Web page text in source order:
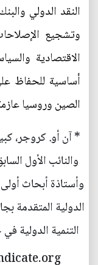
النقد الدولي
وتشجيع
الاقتصادية
أساسية للحفاظ
الصين وروسيا
* آن أو. كروجر،
والنائب الأول
وأستاذة أبحاث
الدولية المتقدمة
التنمية الدولية